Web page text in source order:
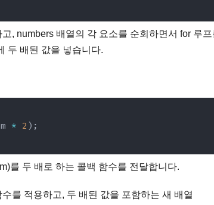
, numbers 배열의 각 요소를 순회하면서 for 루프
두 배된 값을 넣습니다.
* 2 ) ;
를 두 배로 하는 콜백 함수를 전달합니다.
를 적용하고, 두 배된 값을 포함하는 새 배열